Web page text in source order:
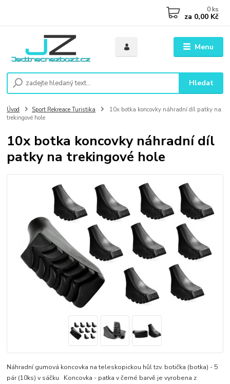
Menu
Hledat
0 ks
za 0,00 Kč
Úvod Sport Rekreace Turistika
10x botka koncovky náhradní díl patky na
trekingové hole
10x botka koncovky náhradní díl
patky na trekingové hole
Náhradní gumová koncovka na teleskopickou hůl tzv. botička (botka) - 5
pár (10ks) v sáčku Koncovka - patka v černé barvě je vyrobena z